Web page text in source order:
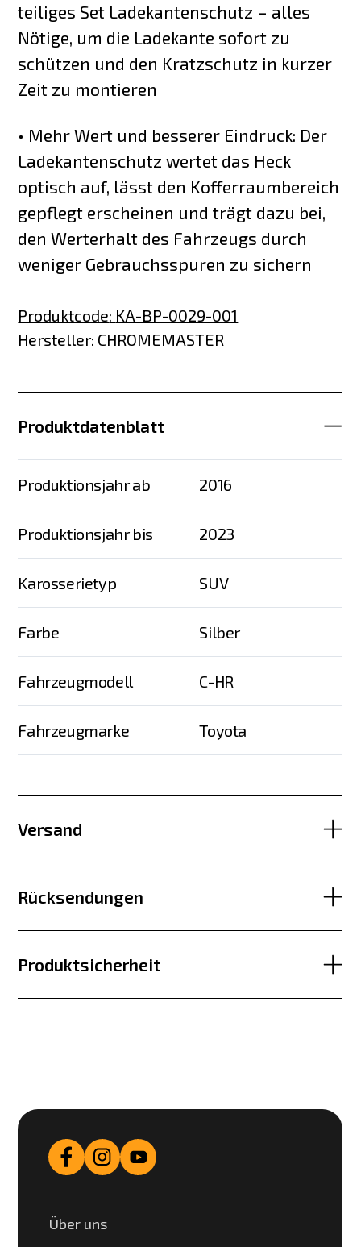
teiliges Set Ladekantenschutz – alles
Nötige, um die Ladekante sofort zu
schützen und den Kratzschutz in kurzer
Zeit zu montieren
• Mehr Wert und besserer Eindruck: Der
Ladekantenschutz wertet das Heck
optisch auf, lässt den Kofferraumbereich
gepflegt erscheinen und trägt dazu bei,
den Werterhalt des Fahrzeugs durch
weniger Gebrauchsspuren zu sichern
Produktcode: KA-BP-0029-001
Hersteller: CHROMEMASTER
Produktdatenblatt
Produktionsjahr ab 2016
Produktionsjahr bis 2023
Karosserietyp SUV
Farbe Silber
Fahrzeugmodell C-HR
Fahrzeugmarke Toyota
Versand
Rücksendungen
Produktsicherheit
Über uns